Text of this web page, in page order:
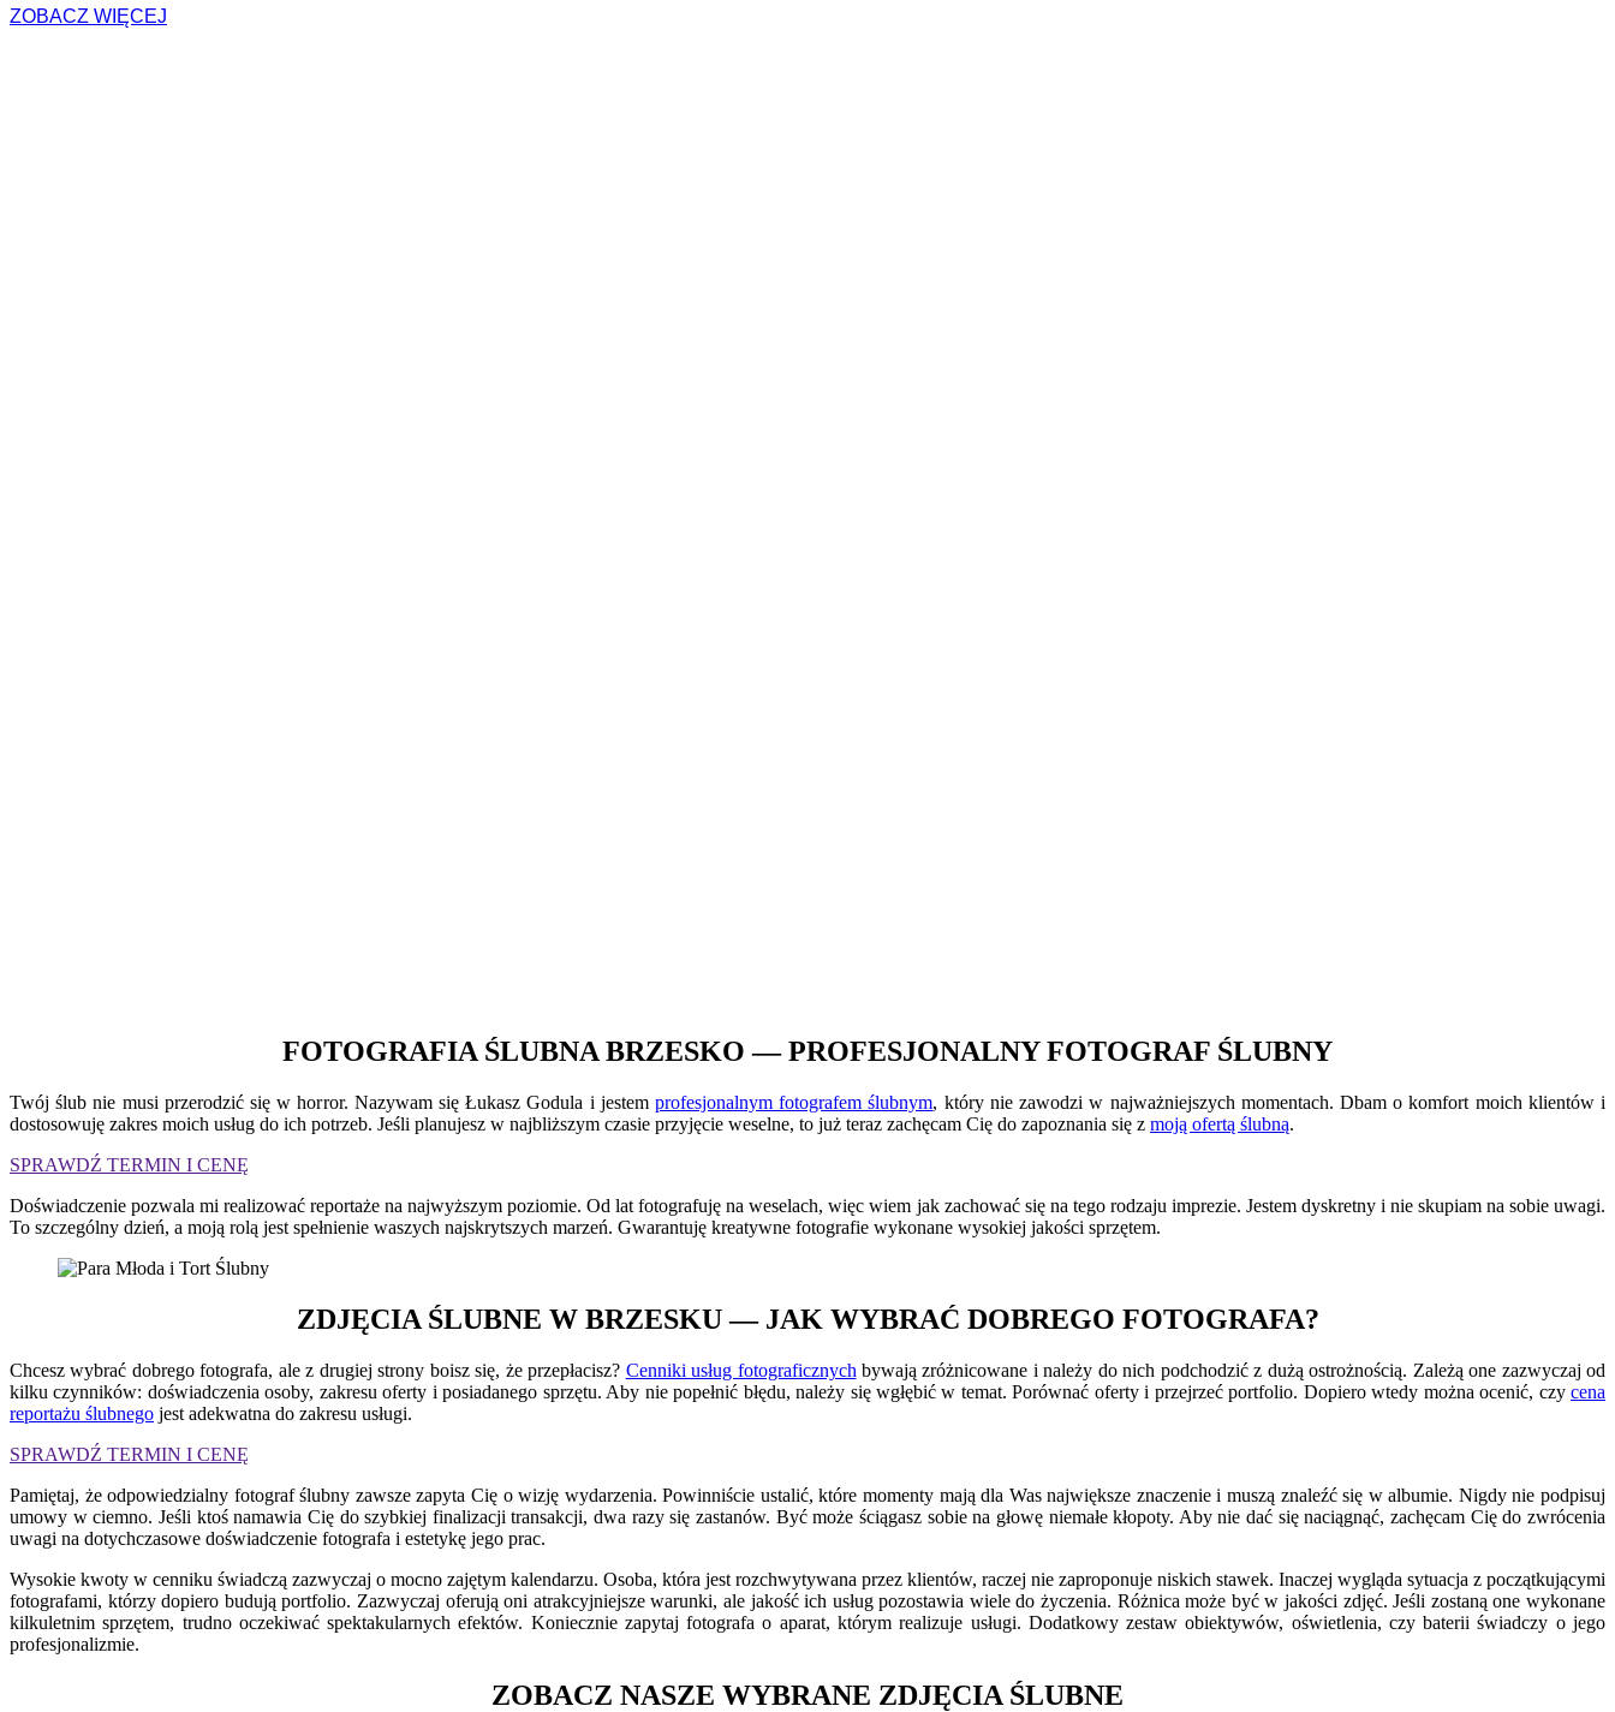
ZOBACZ WIĘCEJ
FOTOGRAFIA ŚLUBNA BRZESKO — PROFESJONALNY FOTOGRAF ŚLUBNY
Twój ślub nie musi przerodzić się w horror. Nazywam się Łukasz Godula i jestem profesjonalnym fotografem ślubnym, który nie zawodzi w najważniejszych momentach. Dbam o komfort moich klientów i
dostosowuję zakres moich usług do ich potrzeb. Jeśli planujesz w najbliższym czasie przyjęcie weselne, to już teraz zachęcam Cię do zapoznania się z moją ofertą ślubną.
SPRAWDŹ TERMIN I CENĘ
Doświadczenie pozwala mi realizować reportaże na najwyższym poziomie. Od lat fotografuję na weselach, więc wiem jak zachować się na tego rodzaju imprezie. Jestem dyskretny i nie skupiam na sobie uwagi.
To szczególny dzień, a moją rolą jest spełnienie waszych najskrytszych marzeń. Gwarantuję kreatywne fotografie wykonane wysokiej jakości sprzętem.
ZDJĘCIA ŚLUBNE W BRZESKU — JAK WYBRAĆ DOBREGO FOTOGRAFA?
Chcesz wybrać dobrego fotografa, ale z drugiej strony boisz się, że przepłacisz? Cenniki usług fotograficznych bywają zróżnicowane i należy do nich podchodzić z dużą ostrożnością. Zależą one zazwyczaj od
kilku czynników: doświadczenia osoby, zakresu oferty i posiadanego sprzętu. Aby nie popełnić błędu, należy się wgłębić w temat. Porównać oferty i przejrzeć portfolio. Dopiero wtedy można ocenić, czy cena
reportażu ślubnego jest adekwatna do zakresu usługi.
SPRAWDŹ TERMIN I CENĘ
Pamiętaj, że odpowiedzialny fotograf ślubny zawsze zapyta Cię o wizję wydarzenia. Powinniście ustalić, które momenty mają dla Was największe znaczenie i muszą znaleźć się w albumie. Nigdy nie podpisuj
umowy w ciemno. Jeśli ktoś namawia Cię do szybkiej finalizacji transakcji, dwa razy się zastanów. Być może ściągasz sobie na głowę niemałe kłopoty. Aby nie dać się naciągnąć, zachęcam Cię do zwrócenia
uwagi na dotychczasowe doświadczenie fotografa i estetykę jego prac.
Wysokie kwoty w cenniku świadczą zazwyczaj o mocno zajętym kalendarzu. Osoba, która jest rozchwytywana przez klientów, raczej nie zaproponuje niskich stawek. Inaczej wygląda sytuacja z początkującymi
fotografami, którzy dopiero budują portfolio. Zazwyczaj oferują oni atrakcyjniejsze warunki, ale jakość ich usług pozostawia wiele do życzenia. Różnica może być w jakości zdjęć. Jeśli zostaną one wykonane
kilkuletnim sprzętem, trudno oczekiwać spektakularnych efektów. Koniecznie zapytaj fotografa o aparat, którym realizuje usługi. Dodatkowy zestaw obiektywów, oświetlenia, czy baterii świadczy o jego
profesjonalizmie.
ZOBACZ NASZE WYBRANE ZDJĘCIA ŚLUBNE